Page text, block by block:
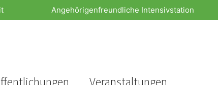
Angehörigenfreundliche Intensivstation
Veranstaltungen